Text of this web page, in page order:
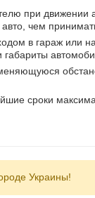
при
чем
в гараж или
сроки
Украины!